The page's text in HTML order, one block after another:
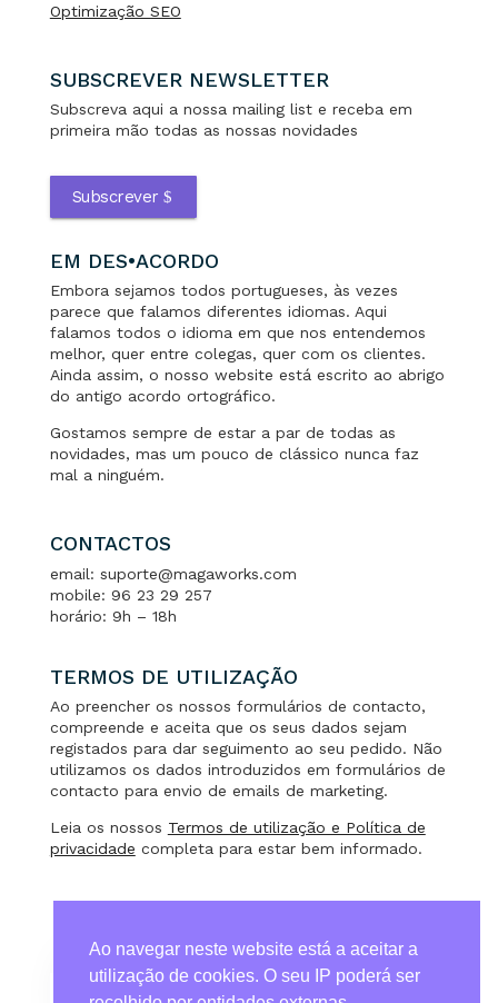
Optimização SEO
SUBSCREVER NEWSLETTER
Subscreva aqui a nossa mailing list e receba em
primeira mão todas as nossas novidades
Subscrever
EM DES•ACORDO
Embora sejamos todos portugueses, às vezes
parece que falamos diferentes idiomas. Aqui
falamos todos o idioma em que nos entendemos
melhor, quer entre colegas, quer com os clientes.
Ainda assim, o nosso website está escrito ao abrigo
do antigo acordo ortográfico.
Gostamos sempre de estar a par de todas as
novidades, mas um pouco de clássico nunca faz
mal a ninguém.
CONTACTOS
email: suporte@magaworks.com
mobile: 96 23 29 257
horário: 9h – 18h
TERMOS DE UTILIZAÇÃO
Ao preencher os nossos formulários de contacto,
compreende e aceita que os seus dados sejam
registados para dar seguimento ao seu pedido. Não
utilizamos os dados introduzidos em formulários de
contacto para envio de emails de marketing.
Leia os nossos Termos de utilização e Política de
privacidade completa para estar bem informado.
Ao navegar neste website está a aceitar a
utilização de cookies. O seu IP poderá ser